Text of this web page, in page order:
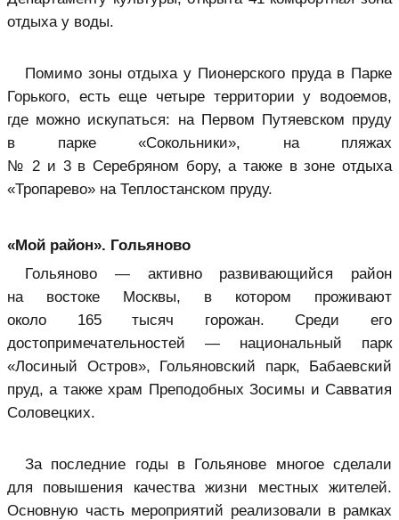
отдыха у воды.
Помимо зоны отдыха у Пионерского пруда в Парке
Горького, есть еще четыре территории у водоемов,
где можно искупаться: на Первом Путяевском пруду
в парке «Сокольники», на пляжах
№ 2 и 3 в Серебряном бору, а также в зоне отдыха
«Тропарево» на Теплостанском пруду.
«Мой район». Гольяново
Гольяново — активно развивающийся район
на востоке Москвы, в котором проживают
около 165 тысяч горожан. Среди его
достопримечательностей — национальный парк
«Лосиный Остров», Гольяновский парк, Бабаевский
пруд, а также храм Преподобных Зосимы и Савватия
Соловецких.
За последние годы в Гольянове многое сделали
для повышения качества жизни местных жителей.
Основную часть мероприятий реализовали в рамках